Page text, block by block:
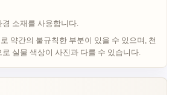
소재를 사용합니다.
약간의 불규칙한 부분이 있을 수 있으며, 천
실물 색상이 사진과 다를 수 있습니다.